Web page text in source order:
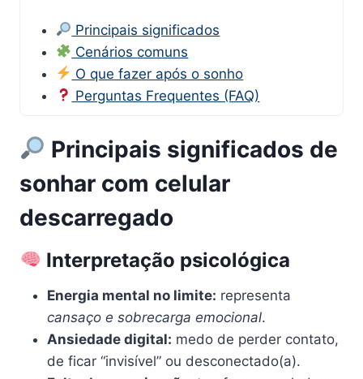
Principais significados
Cenários comuns
O que fazer após o sonho
Perguntas Frequentes (FAQ)
Principais significados de
sonhar com celular
descarregado
Interpretação psicológica
Energia mental no limite: representa
cansaço e sobrecarga emocional.
Ansiedade digital: medo de perder contato,
de ficar “invisível” ou desconectado(a).